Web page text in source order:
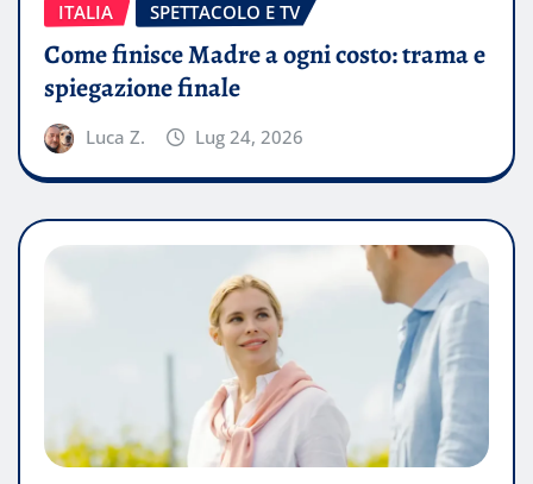
ITALIA SPETTACOLO E TV
Come finisce Madre a ogni costo: trama e
spiegazione finale
Luca Z. Lug 24, 2026